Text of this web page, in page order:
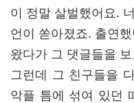
이 정말 살벌했어요.
언이 쏟아졌죠. 출연
왔다가 그 댓글들을
그런데 그 친구들을
악플 틈에 섞여 있던